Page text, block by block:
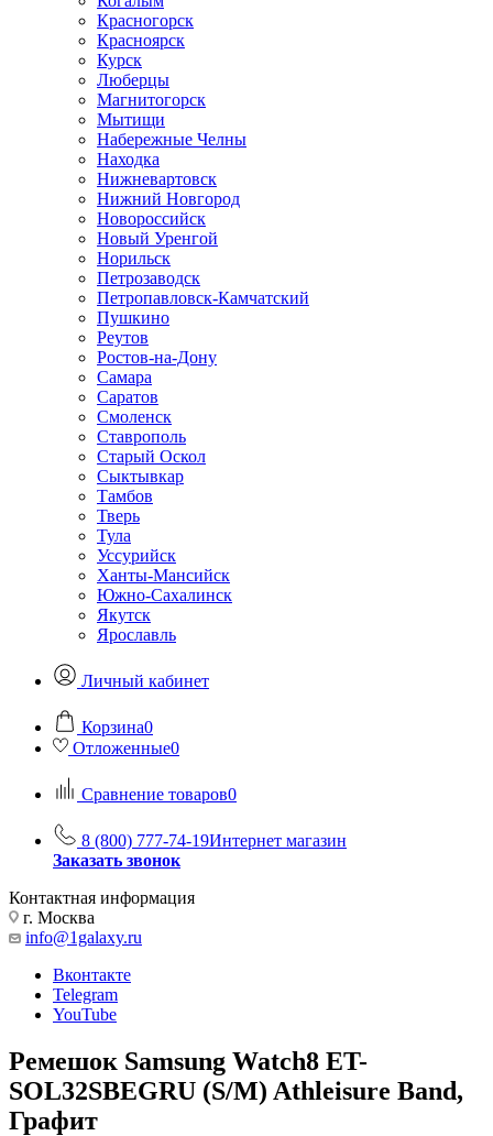
Красногорск
Красноярск
Курск
Люберцы
Магнитогорск
Мытищи
Набережные Челны
Находка
Нижневартовск
Нижний Новгород
Новороссийск
Новый Уренгой
Норильск
Петрозаводск
Петропавловск-Камчатский
Пушкино
Реутов
Ростов-на-Дону
Самара
Саратов
Смоленск
Ставрополь
Старый Оскол
Сыктывкар
Тамбов
Тверь
Тула
Уссурийск
Ханты-Мансийск
Южно-Сахалинск
Якутск
Ярославль
Личный кабинет
Корзина0
Отложенные0
Сравнение товаров0
8 (800) 777-74-19Интернет магазин
Заказать звонок
Контактная информация
г. Москва
info@1galaxy.ru
Вконтакте
Telegram
YouTube
Ремешок Samsung Watch8 ET-
SOL32SBEGRU (S/M) Athleisure Band,
Графит